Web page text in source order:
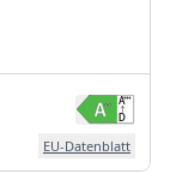
EU-Datenblatt